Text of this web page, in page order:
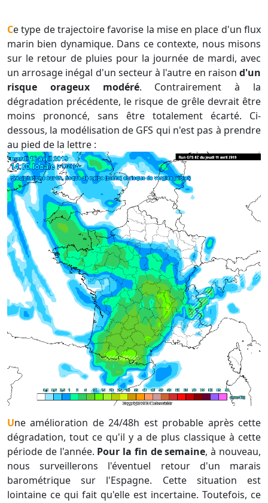
Ce type de trajectoire favorise la mise en place d'un flux
marin bien dynamique. Dans ce contexte, nous misons
sur le retour de pluies pour la journée de mardi, avec
un arrosage inégal d'un secteur à l'autre en raison d'un
risque orageux modéré. Contrairement à la
dégradation précédente, le risque de grêle devrait être
moins prononcé, sans être totalement écarté. Ci-
dessous, la modélisation de GFS qui n'est pas à prendre
au pied de la lettre :
Une amélioration de 24/48h est probable après cette
dégradation, tout ce qu'il y a de plus classique à cette
période de l'année. Pour la fin de semaine, à nouveau,
nous surveillerons l'éventuel retour d'un marais
barométrique sur l'Espagne. Cette situation est
lointaine ce qui fait qu'elle est incertaine. Toutefois, ce